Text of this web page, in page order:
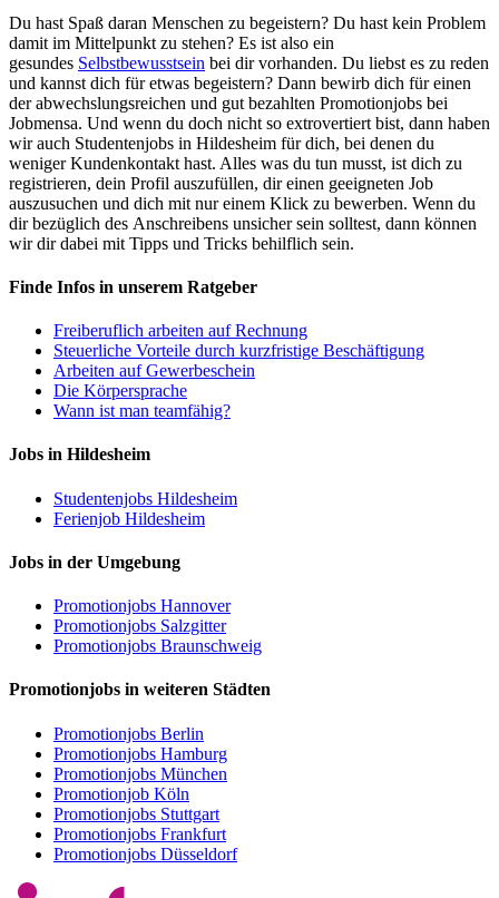
Du hast Spaß daran Menschen zu begeistern? Du hast kein Problem
damit im Mittelpunkt zu stehen? Es ist also ein
gesundes Selbstbewusstsein bei dir vorhanden. Du liebst es zu reden
und kannst dich für etwas begeistern? Dann bewirb dich für einen
der abwechslungsreichen und gut bezahlten Promotionjobs bei
Jobmensa. Und wenn du doch nicht so extrovertiert bist, dann haben
wir auch Studentenjobs in Hildesheim für dich, bei denen du
weniger Kundenkontakt hast. Alles was du tun musst, ist dich zu
registrieren, dein Profil auszufüllen, dir einen geeigneten Job
auszusuchen und dich mit nur einem Klick zu bewerben. Wenn du
dir bezüglich des Anschreibens unsicher sein solltest, dann können
wir dir dabei mit Tipps und Tricks behilflich sein.
Finde Infos in unserem Ratgeber
Freiberuflich arbeiten auf Rechnung
Steuerliche Vorteile durch kurzfristige Beschäftigung
Arbeiten auf Gewerbeschein
Die Körpersprache
Wann ist man teamfähig?
Jobs in Hildesheim
Studentenjobs Hildesheim
Ferienjob Hildesheim
Jobs in der Umgebung
Promotionjobs Hannover
Promotionjobs Salzgitter
Promotionjobs Braunschweig
Promotionjobs in weiteren Städten
Promotionjobs Berlin
Promotionjobs Hamburg
Promotionjobs München
Promotionjob Köln
Promotionjobs Stuttgart
Promotionjobs Frankfurt
Promotionjobs Düsseldorf